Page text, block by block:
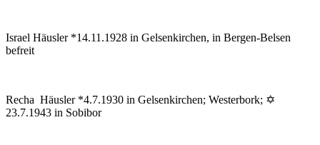
Israel Häusler *14.11.1928 in Gelsenkirchen, in Bergen-Belsen
befreit
Recha Häusler *4.7.1930 in Gelsenkirchen; Westerbork; ✡
23.7.1943 in Sobibor